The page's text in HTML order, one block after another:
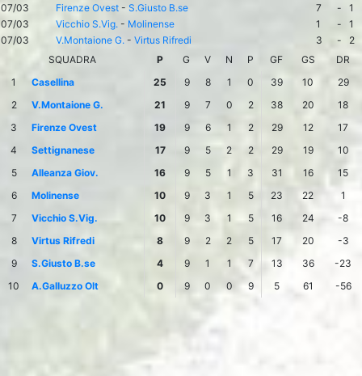
07/03
Firenze Ovest - S.Giusto B.se 7 -
1
07/03
Vicchio S.Vig. - Molinense 1 -
1
07/03
V.Montaione G. - Virtus Rifredi 3 -
2
SQUADRA
P G V N P GF GS
DR
1
Casellina 25 9 8 1 0 39 10
29
2
V.Montaione G. 21 9 7 0 2 38 20
18
3
Firenze Ovest 19 9 6 1 2 29 12
17
4
Settignanese 17 9 5 2 2 29 19
10
5
Alleanza Giov. 16 9 5 1 3 31 16
15
6
Molinense 10 9 3 1 5 23 22
1
7
Vicchio S.Vig. 10 9 3 1 5 16 24
-8
8
Virtus Rifredi 8 9 2 2 5 17 20
-3
9
S.Giusto B.se 4 9 1 1 7 13 36
-23
10
A.Galluzzo Olt 0 9 0 0 9 5 61 -56